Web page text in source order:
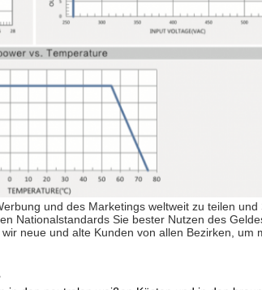
und des Marketings weltweit zu teilen
Nationalstandards Sie bester Nutzen des
neue und alte Kunden von allen Bezirken,